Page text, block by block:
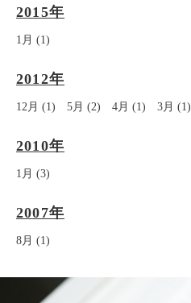
2015年
1月 (1)
2012年
12月 (1) 5月 (2) 4月 (1) 3月 (1)
2010年
1月 (3)
2007年
8月 (1)